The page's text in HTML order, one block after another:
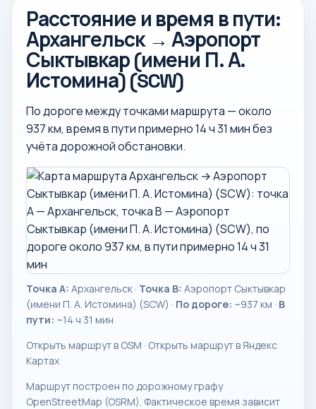
Расстояние и время в пути:
Архангельск → Аэропорт
Сыктывкар (имени П. А.
Истомина) (SCW)
По дороге между точками маршрута — около
937 км, время в пути примерно 14 ч 31 мин без
учёта дорожной обстановки.
Точка A: Архангельск · Точка B: Аэропорт Сыктывкар
(имени П. А. Истомина) (SCW) · По дороге: ~937 км · В
пути: ~14 ч 31 мин
Открыть маршрут в OSM · Открыть маршрут в Яндекс
Картах
Маршрут построен по дорожному графу
OpenStreetMap (OSRM). Фактическое время зависит